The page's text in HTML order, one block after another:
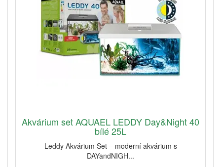
Akvárium set AQUAEL LEDDY Day&Night 40
bílé 25L
Leddy Akvárium Set – moderní akvárium s
DAYandNIGH...